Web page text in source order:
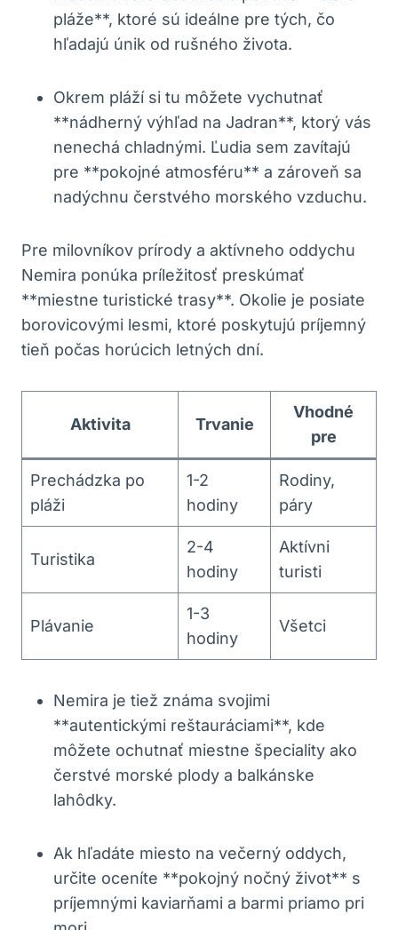
pláže**, ktoré sú‍ ideálne pre tých, čo
hľadajú‍ únik od rušného života.
Okrem pláží si‌ tu môžete ⁣vychutnať
**nádherný výhľad na ⁣Jadran**, ktorý vás
nenechá ⁣chladnými. Ľudia sem zavítajú
pre **pokojné atmosféru** a zároveň ​sa ​
nadýchnu čerstvého⁤ morského ‍vzduchu.
Pre⁤ milovníkov prírody ​a aktívneho oddychu
Nemira ponúka príležitosť preskúmať
**miestne turistické trasy**.⁤ Okolie je⁣ posiate
borovicovými lesmi, ktoré​ poskytujú príjemný
tieň ‌počas horúcich ⁣letných dní.
Aktivita Trvanie
Vhodné
pre
Prechádzka po
pláži
1-2
‍hodiny
Rodiny,
páry
Turistika
2-4
hodiny
Aktívni
turisti
Plávanie
1-3
⁢hodiny
Všetci
Nemira ‍je tiež známa svojimi
**autentickými reštauráciami**, kde
môžete ochutnať miestne špeciality ako
čerstvé morské ‌plody a balkánske
lahôdky.
Ak hľadáte miesto na večerný oddych,
určite oceníte **pokojný nočný život** s
príjemnými kaviarňami a barmi⁤ priamo pri